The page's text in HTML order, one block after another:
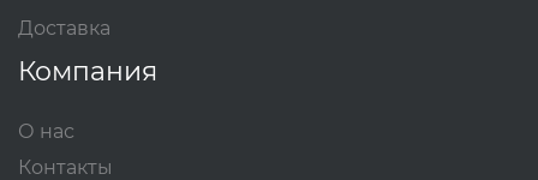
Доставка
Компания
О нас
Контакты